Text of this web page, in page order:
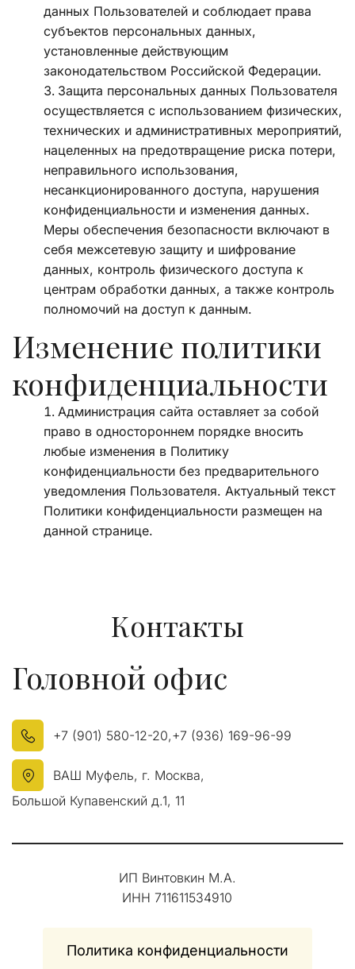
данных Пользователей и соблюдает права
субъектов персональных данных,
установленные действующим
законодательством Российской Федерации.
Защита персональных данных Пользователя
осуществляется с использованием физических,
технических и административных мероприятий,
нацеленных на предотвращение риска потери,
неправильного использования,
несанкционированного доступа, нарушения
конфиденциальности и изменения данных.
Меры обеспечения безопасности включают в
себя межсетевую защиту и шифрование
данных, контроль физического доступа к
центрам обработки данных, а также контроль
полномочий на доступ к данным.
Изменение политики
конфиденциальности
Администрация сайта оставляет за собой
право в одностороннем порядке вносить
любые изменения в Политику
конфиденциальности без предварительного
уведомления Пользователя. Актуальный текст
Политики конфиденциальности размещен на
данной странице.
Контакты
Головной офис
ВАШ Муфель, г. Москва,
Большой Купавенский д.1, 11
+7 (901) 580-12-20,+7 (936) 169-96-99
ИП Винтовкин М.А.
ИНН 711611534910
Политика конфиденциальности